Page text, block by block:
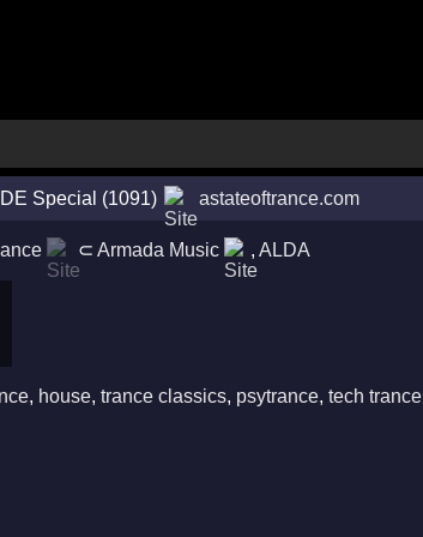
Special (1091) astateoftrance.com
⊂ Armada Music , ALDA
, house, trance classics, psytrance, tech trance